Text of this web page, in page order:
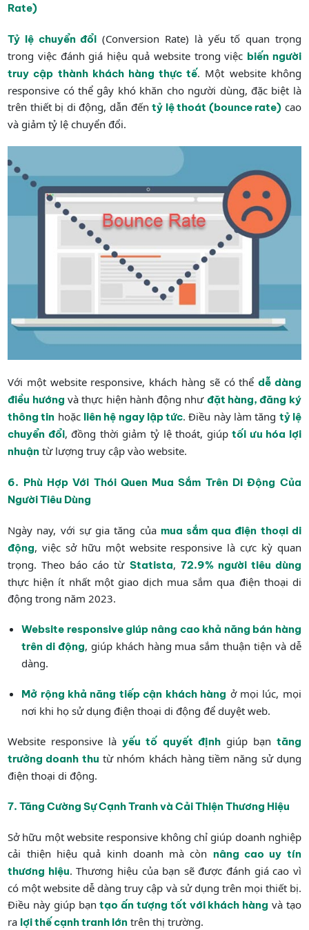
Rate)
Tỷ lệ chuyển đổi (Conversion Rate) là yếu tố quan trọng
trong việc đánh giá hiệu quả website trong việc biến người
truy cập thành khách hàng thực tế. Một website không
responsive có thể gây khó khăn cho người dùng, đặc biệt là
trên thiết bị di động, dẫn đếntỷ lệ thoát (bounce rate) cao
và giảm tỷ lệ chuyển đổi.
Với một website responsive, khách hàng sẽ có thểdễ dàng
điều hướng và thực hiện hành động như đặt hàng, đăng ký
thông tin hoặc liên hệ ngay lập tức. Điều này làm tăng tỷ lệ
chuyển đổi, đồng thời giảm tỷ lệ thoát, giúptối ưu hóa lợi
nhuận từ lượng truy cập vào website.
6. Phù Hợp Với Thói Quen Mua Sắm Trên Di Động Của
Người Tiêu Dùng
Ngày nay, với sự gia tăng của mua sắm qua điện thoại di
động, việc sở hữu một website responsive là cực kỳ quan
trọng. Theo báo cáo từ Statista, 72.9% người tiêu dùng
thực hiện ít nhất một giao dịch mua sắm qua điện thoại di
động trong năm 2023.
Website responsive giúp nâng cao khả năng bán hàng
trên di động, giúp khách hàng mua sắm thuận tiện và dễ
dàng.
Mở rộng khả năng tiếp cận khách hàng ở mọi lúc, mọi
nơi khi họ sử dụng điện thoại di động để duyệt web.
Website responsive làyếu tố quyết địnhgiúp bạn tăng
trưởng doanh thu từ nhóm khách hàng tiềm năng sử dụng
điện thoại di động.
7. Tăng Cường Sự Cạnh Tranh và Cải Thiện Thương Hiệu
Sở hữu một website responsive không chỉ giúp doanh nghiệp
cải thiện hiệu quả kinh doanh mà còn nâng cao uy tín
thương hiệu. Thương hiệu của bạn sẽ được đánh giá cao vì
có một website dễ dàng truy cập và sử dụng trên mọi thiết bị.
Điều này giúp bạntạo ấn tượng tốt với khách hàng và tạo
ra lợi thế cạnh tranh lớn trên thị trường.